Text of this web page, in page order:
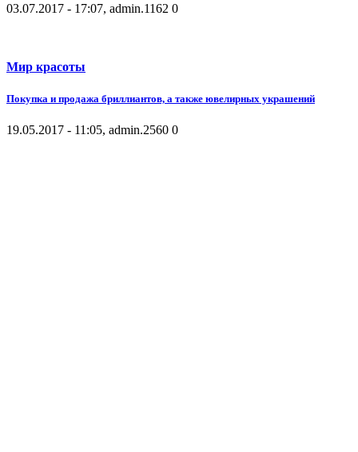
03.07.2017 - 17:07, admin.1162 0
Мир красоты
Покупка и продажа бриллиантов, а также ювелирных украшений
19.05.2017 - 11:05, admin.2560 0